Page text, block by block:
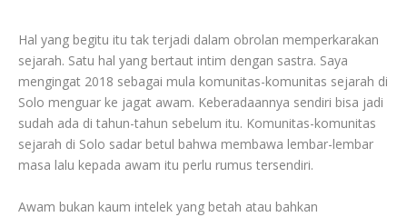
Hal yang begitu itu tak terjadi dalam obrolan memperkarakan
sejarah. Satu hal yang bertaut intim dengan sastra. Saya
mengingat 2018 sebagai mula komunitas-komunitas sejarah di
Solo menguar ke jagat awam. Keberadaannya sendiri bisa jadi
sudah ada di tahun-tahun sebelum itu. Komunitas-komunitas
sejarah di Solo sadar betul bahwa membawa lembar-lembar
masa lalu kepada awam itu perlu rumus tersendiri.
Awam bukan kaum intelek yang betah atau bahkan